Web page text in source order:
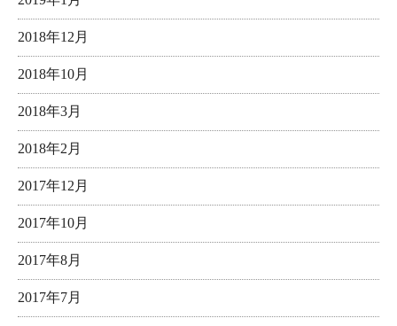
2018年12月
2018年10月
2018年3月
2018年2月
2017年12月
2017年10月
2017年8月
2017年7月